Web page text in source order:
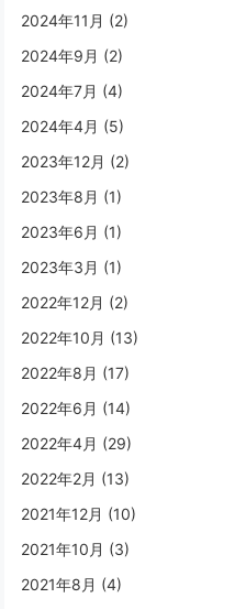
2024年11月 (2)
2024年9月 (2)
2024年7月 (4)
2024年4月 (5)
2023年12月 (2)
2023年8月 (1)
2023年6月 (1)
2023年3月 (1)
2022年12月 (2)
2022年10月 (13)
2022年8月 (17)
2022年6月 (14)
2022年4月 (29)
2022年2月 (13)
2021年12月 (10)
2021年10月 (3)
2021年8月 (4)